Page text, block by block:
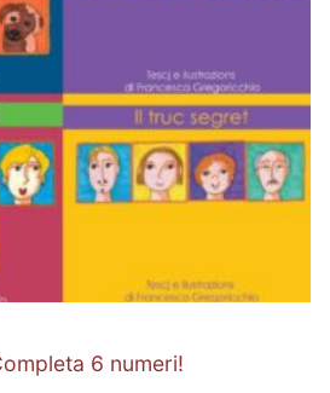
6 numeri!